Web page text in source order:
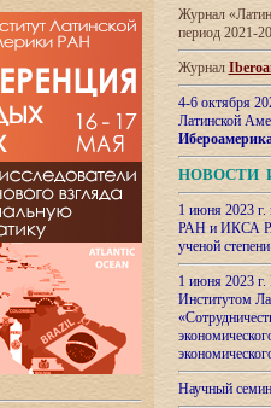
Журнал
период 2021-
Журнал
4-6 октября
Латинской
НОВОСТИ
1 июня 2023
РАН и ИКСА
ученой
1 июня 2023
Институтом
Научный